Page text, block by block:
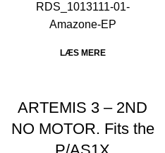
RDS_1013111-01-
Amazone-EP
LÆS MERE
ARTEMIS 3 – 2ND
NO MOTOR. Fits the